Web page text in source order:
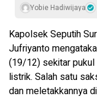
Yobie Hadiwijaya
Kapolsek Seputih
Jufriyanto
(19/12) sekitar pukul
listrik. Salah satu
dan meletakkannya